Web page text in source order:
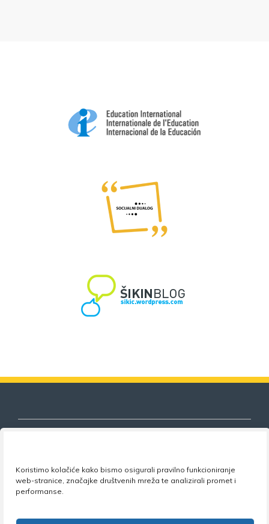
Koristimo kolačiće kako bismo osigurali pravilno funkcioniranje
web-stranice, značajke društvenih mreža te analizirali promet i
performanse.
Nezavisni sindikat znanosti i visokog
obrazovanja